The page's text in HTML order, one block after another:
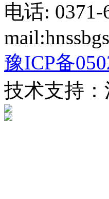
电话: 0371-
豫ICP备
技术支持